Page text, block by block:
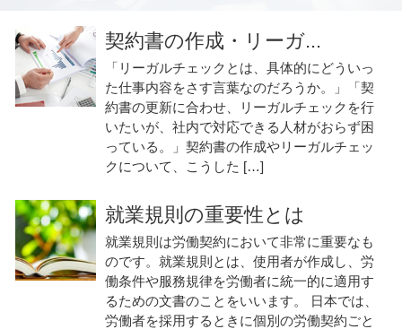
契約書の作成・リーガ...
「リーガルチェックとは、具体的にどういっ
た仕事内容をさす言葉なのだろうか。」「契
約書の更新に合わせ、リーガルチェックを行
いたいが、社内で対応できる人材がおらず困
っている。」契約書の作成やリーガルチェッ
クについて、こうした […]
就業規則の重要性とは
就業規則は労働契約において非常に重要なも
のです。就業規則とは、使用者が作成し、労
働条件や服務規律を労働者に統一的に適用す
るための文書のことをいいます。 日本では、
労働者を採用するときに個別の労働契約ごと